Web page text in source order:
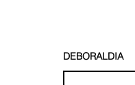
DEBORALDIA